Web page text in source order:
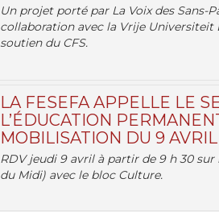
Un projet porté par La Voix des Sans-
collaboration avec la Vrije Universiteit
soutien du CFS.
LA FESEFA APPELLE LE
L’ÉDUCATION
MOBILISATION DU 9
RDV jeudi 9 avril à partir de 9 h 30
du Midi) avec le bloc Culture.